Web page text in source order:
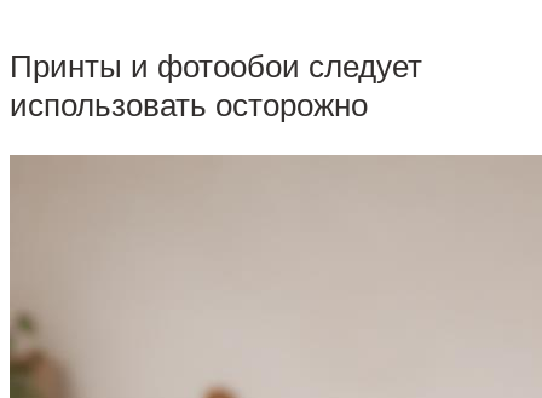
Принты и фотообои следует
использовать осторожно